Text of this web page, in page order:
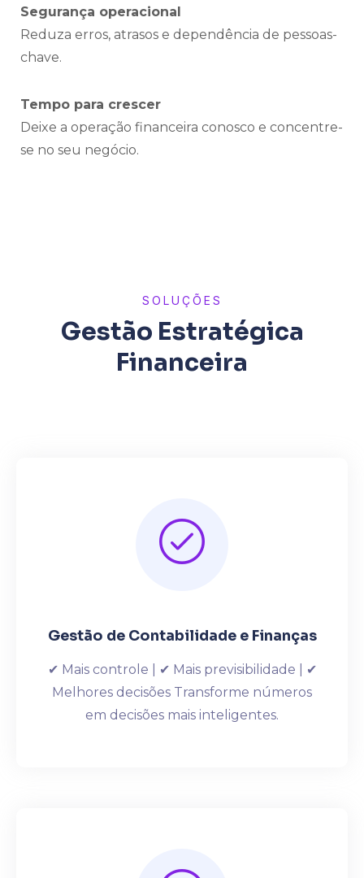
Segurança operacional
Reduza erros, atrasos e dependência de pessoas-
chave.
Tempo para crescer
Deixe a operação financeira conosco e concentre-
se no seu negócio.
SOLUÇÕES
Gestão Estratégica
Financeira
Gestão de Contabilidade e Finanças
✔ Mais controle | ✔ Mais previsibilidade | ✔
Melhores decisões Transforme números
em decisões mais inteligentes.